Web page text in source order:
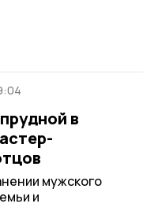
в
мужского
и